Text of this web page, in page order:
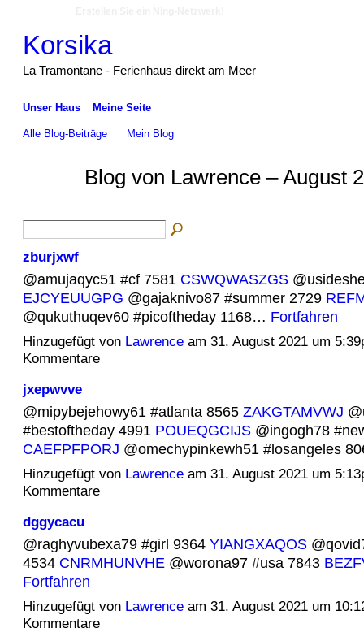
Korsika
La Tramontane - Ferienhaus direkt am Meer
Unser Haus Meine Seite
Alle Blog-Beiträge Mein Blog
Blog von Lawrence – August
zburjxwf
@amujaqyc51 #cf 7581 CSWQWASZGS
EJCYEUUGPG @gajaknivo87 #summer 2729
@qukuthuqev60 #picoftheday 1168… Fortfahren
Hinzugefügt von Lawrenceam 31. August 2021 um
Kommentare
jxepwvve
@mipybejehowy61 #atlanta 8565 ZAKGTAMVWJ
#bestoftheday 4991 POUEQGCIJS@ingogh78
CAEFPFPORJ @omechypinkewh51 #losangeles
Hinzugefügt von Lawrenceam 31. August 2021 um
Kommentare
dggycacu
@raghyvubexa79 #girl 9364 YIANGXAQOS
4534 CNRMHUNVHE @worona97 #usa 7843
Fortfahren
Hinzugefügt von Lawrenceam 31. August 2021 um
Kommentare